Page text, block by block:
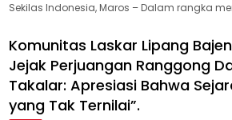
Sekilas Indonesia, Maros – Dalam rangka
Komunitas Laskar Lipang
Jejak Perjuangan Ranggong
Takalar: Apresiasi Bahwa
yang Tak Ternilai”.